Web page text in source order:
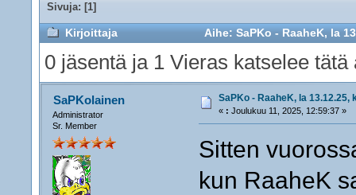
Sivuja: [1]
Kirjoittaja Aihe: SaPKo - RaaheK, la
0 jäsentä ja 1 Vieras katselee tätä
SaPKolainen
Administrator
Sr. Member
SaPKo - RaaheK, la 13.12.25,
« : Joulukuu 11, 2025, 12:59:37 »
Sitten
kun RaaheK